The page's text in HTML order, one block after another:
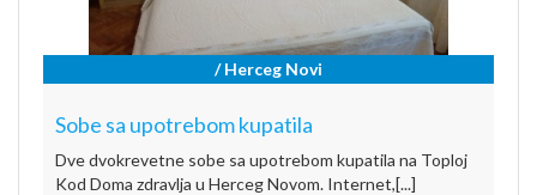
/ Herceg Novi
Sobe sa upotrebom kupatila
Dve dvokrevetne sobe sa upotrebom kupatila na Toploj
Kod Doma zdravlja u Herceg Novom. Internet,[...]